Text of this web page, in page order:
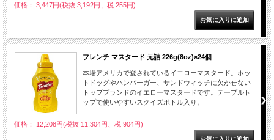
価格： 3,447円(税抜 3,192円、税 255円)
フレンチ マスタード 元詰 226g(8oz)×24個
本場アメリカで愛されているイエローマスタード。ホッ
トドッグやハンバーガー、サンドウィッチに欠かせない
トップブランドのイエローマスタードです。テーブルト
ップで使いやすいスクイズボトル入り。
価格： 12,208円(税抜 11,304円、税 904円)